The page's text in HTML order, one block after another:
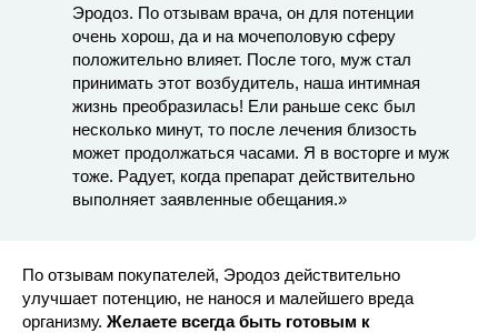
Эродоз. По отзывам врача, он для потенции
очень хорош, да и на мочеполовую сферу
положительно влияет. После того, муж стал
принимать этот возбудитель, наша интимная
жизнь преобразилась! Ели раньше секс был
несколько минут, то после лечения близость
может продолжаться часами. Я в восторге и муж
тоже. Радует, когда препарат действительно
выполняет заявленные обещания.»
По отзывам покупателей, Эродоз действительно
улучшает потенцию, не нанося и малейшего вреда
организму. Желаете всегда быть готовым к